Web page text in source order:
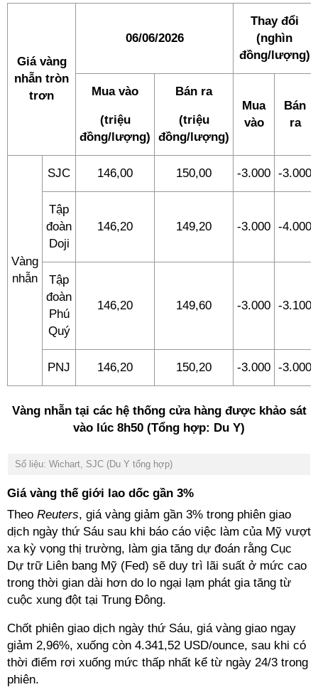
Giá vàng
nhẫn tròn
trơn
06/06/2026
Thay đổi
(nghìn
đồng/lượng)
Mua vào
(triệu
đồng/lượng)
Bán ra
(triệu
đồng/lượng)
Mua
vào
Bán
ra
Vàng
nhẫn
SJC 146,00 150,00 -3.000 -3.000
Tập
đoàn
Doji
146,20 149,20 -3.000 -4.000
Tập
đoàn
Phú
Quý
146,20 149,60 -3.000 -3.100
PNJ 146,20 150,20 -3.000 -3.000
Vàng nhẫn tại các hệ thống cửa hàng được khảo sát
vào lúc 8h50 (Tổng hợp: Du Y)
Số liệu: Wichart, SJC (Du Y tổng hợp)
Giá vàng thế giới lao dốc gần 3%
Theo Reuters, giá vàng giảm gần 3% trong phiên giao
dịch ngày thứ Sáu sau khi báo cáo việc làm của Mỹ vượt
xa kỳ vọng thị trường, làm gia tăng dự đoán rằng Cục
Dự trữ Liên bang Mỹ (Fed) sẽ duy trì lãi suất ở mức cao
trong thời gian dài hơn do lo ngại lạm phát gia tăng từ
cuộc xung đột tại Trung Đông.
Chốt phiên giao dịch ngày thứ Sáu, giá vàng giao ngay
giảm 2,96%, xuống còn 4.341,52 USD/ounce, sau khi có
thời điểm rơi xuống mức thấp nhất kể từ ngày 24/3 trong
phiên.